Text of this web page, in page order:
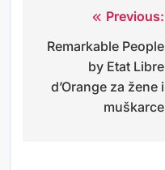
Navigacija
objava
Previous:
Remarkable People
by Etat Libre
d’Orange za žene i
muškarce